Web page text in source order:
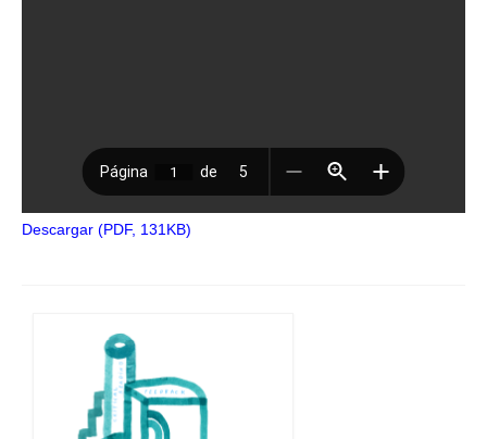
Descargar (PDF, 131KB)